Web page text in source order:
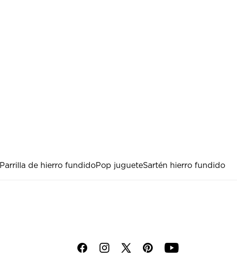
Parrilla de hierro fundidoPop jugueteSartén hierro fundido
f i p y